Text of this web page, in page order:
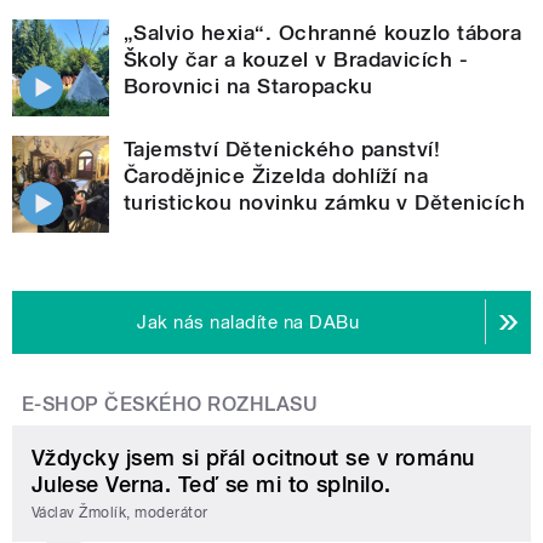
„Salvio hexia“. Ochranné kouzlo tábora
Školy čar a kouzel v Bradavicích -
Borovnici na Staropacku
Tajemství Dětenického panství!
Čarodějnice Žizelda dohlíží na
turistickou novinku zámku v Dětenicích
Jak nás naladíte na DABu
E-SHOP ČESKÉHO ROZHLASU
Vždycky jsem si přál ocitnout se v románu
Julese Verna. Teď se mi to splnilo.
Václav Žmolík, moderátor